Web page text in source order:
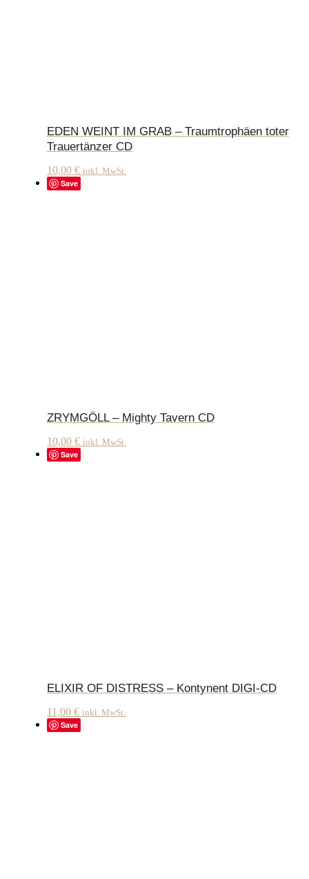
EDEN WEINT IM GRAB – Traumtrophäen toter
Trauertänzer CD
10,00 € inkl. MwSt.
Save
ZRYMGÖLL – Mighty Tavern CD
10,00 € inkl. MwSt.
Save
ELIXIR OF DISTRESS – Kontynent DIGI-CD
11,00 € inkl. MwSt.
Save